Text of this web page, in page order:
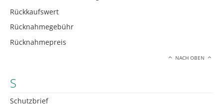
Rückkaufswert
Rücknahmegebühr
Rücknahmepreis
NACH OBEN
S
Schutzbrief